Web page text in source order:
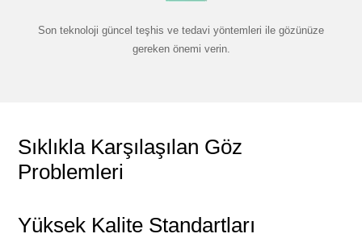
Son teknoloji güncel teşhis ve tedavi yöntemleri ile gözünüze
gereken önemi verin.
Sıklıkla Karşılaşılan Göz
Problemleri
Yüksek Kalite Standartları